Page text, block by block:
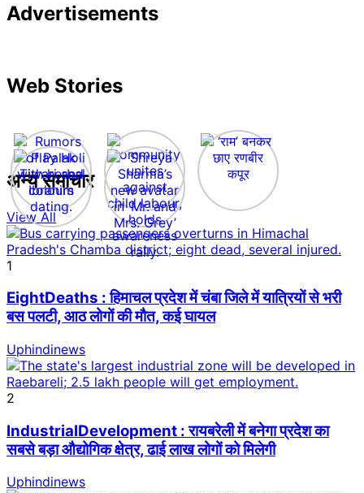
Advertisements
Web Stories
अन्य समाचार
View All
1
EightDeaths : हिमाचल प्रदेश में चंबा जिले में यात्रियों से भरी
बस पलटी, आठ लोगों की मौत, कई घायल
Uphindinews
2
IndustrialDevelopment : रायबरेली में बनेगा प्रदेश का
सबसे बड़ा औद्योगिक क्षेत्र, ढाई लाख लोगों को मिलेगी
Uphindinews